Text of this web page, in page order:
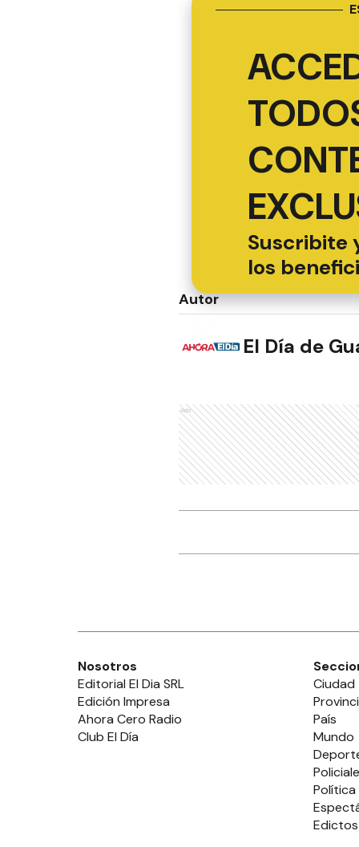
Suscribite
los
Autor
El Día de
Ads
Nosotros
Editorial El Dia SRL
Edición Impresa
Ahora Cero Radio
Club El Día
Ciudad
País
Mundo
Política
Edictos